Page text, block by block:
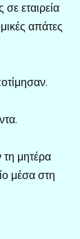
εταιρεία
απάτες
τη μητέρα
μέσα στη